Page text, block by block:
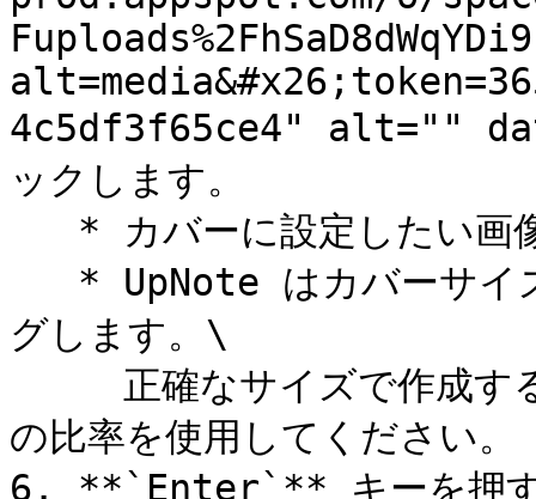
4c5df3f65ce4" alt=""
ックします。
グします。\
の比率を使用してください。
6. **`Enter`** キーを押